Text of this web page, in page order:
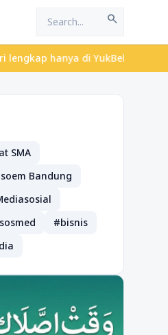
search
di YukBelajar.com. Mulai
SMA
Bandung
#bisnis